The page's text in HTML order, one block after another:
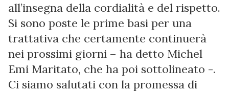
all’insegna della cordialità e del rispetto.
Si sono poste le prime basi per una
trattativa che certamente continuerà
nei prossimi giorni – ha detto Michel
Emi Maritato, che ha poi sottolineato -.
Ci siamo salutati con la promessa di